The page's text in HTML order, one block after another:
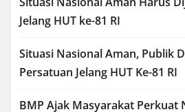
Jelang HUT ke-81 RI
Situasi Nasional Aman, Publik
Persatuan Jelang HUT Ke-81 RI
BMP Ajak Masyarakat Perkuat